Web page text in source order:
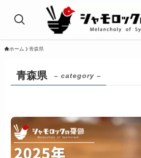
ホーム 青森県
青森県 – category –